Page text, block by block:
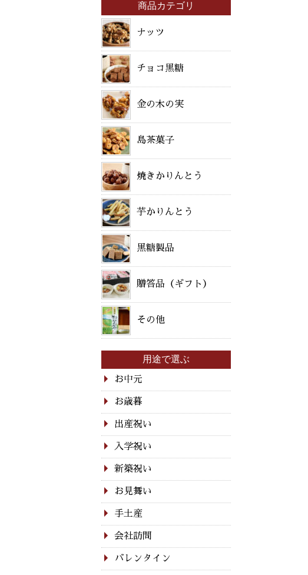
商品カテゴリ
ナッツ
チョコ黒糖
金の木の実
島茶菓子
焼きかりんとう
芋かりんとう
黒糖製品
贈答品（ギフト）
その他
用途で選ぶ
お中元
お歳暮
出産祝い
入学祝い
新築祝い
お見舞い
手土産
会社訪問
バレンタイン